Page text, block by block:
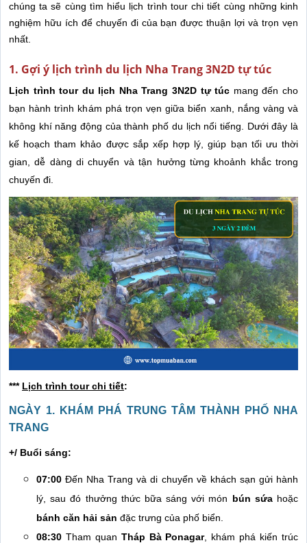
chúng ta sẽ cùng tìm hiểu lịch trình tour chi tiết cùng những kinh
nghiệm hữu ích để chuyến đi của bạn được thuận lợi và trọn vẹn
nhất.
1. Gợi ý lịch trình du lịch Nha Trang 3N2D tự túc
Lịch trình tour du lịch Nha Trang 3N2D tự túc mang đến cho
bạn hành trình khám phá trọn vẹn giữa biển xanh, nắng vàng và
không khí năng động của thành phố du lịch nổi tiếng. Dưới đây là
kế hoạch tham khảo được sắp xếp hợp lý, giúp bạn tối ưu thời
gian, dễ dàng di chuyển và tận hưởng từng khoảnh khắc trong
chuyến đi.
*** Lịch trình tour chi tiết:
NGÀY 1. KHÁM PHÁ TRUNG TÂM THÀNH PHỐ NHA
TRANG
+/ Buổi sáng:
07:00 Đến Nha Trang và di chuyển về khách sạn gửi hành
lý, sau đó thưởng thức bữa sáng với món bún sứahoặc
bánh căn hải sản đặc trưng của phố biển.
08:30 Tham quan Tháp Bà Ponagar, khám phá kiến trúc